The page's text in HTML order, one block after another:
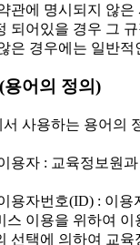
관에 명시되지 않은
되어있을 경우 그
은 경우에는 일반적
용어의 정의)
서 사용하는 용어의
용자 : 교육정보원
용자번호(ID) : 이용
스 이용을 위하여 이
선택에 의하여 교육